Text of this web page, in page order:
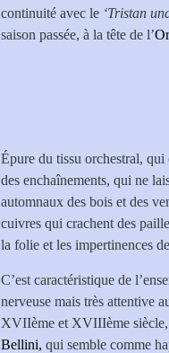
continuité avec le ‘Tristan
saison passée, à la tête de l’
Épure du tissu orchestral,
des enchaînements, qui ne
automnaux des bois et des
cuivres qui crachent des
la folie et les impertinences
C’est caractéristique de
nerveuse mais très attentive
XVIIème et XVIIIème siècle,
Bellini, qui semble comme